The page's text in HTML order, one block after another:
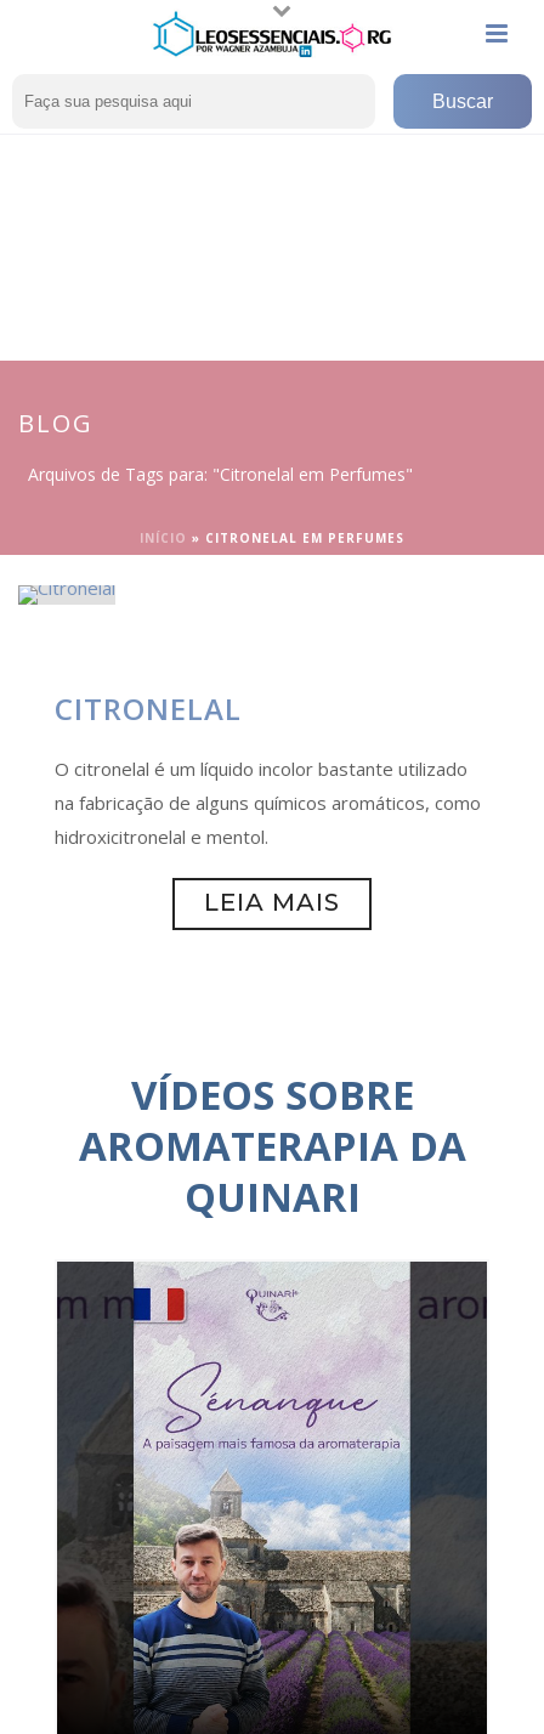
BLOG
Arquivos de Tags para: "Citronelal em Perfumes"
INÍCIO » CITRONELAL EM PERFUMES
CITRONELAL
O citronelal é um líquido incolor bastante utilizado
na fabricação de alguns químicos aromáticos, como
hidroxicitronelal e mentol.
LEIA MAIS
VÍDEOS SOBRE
AROMATERAPIA DA
QUINARI